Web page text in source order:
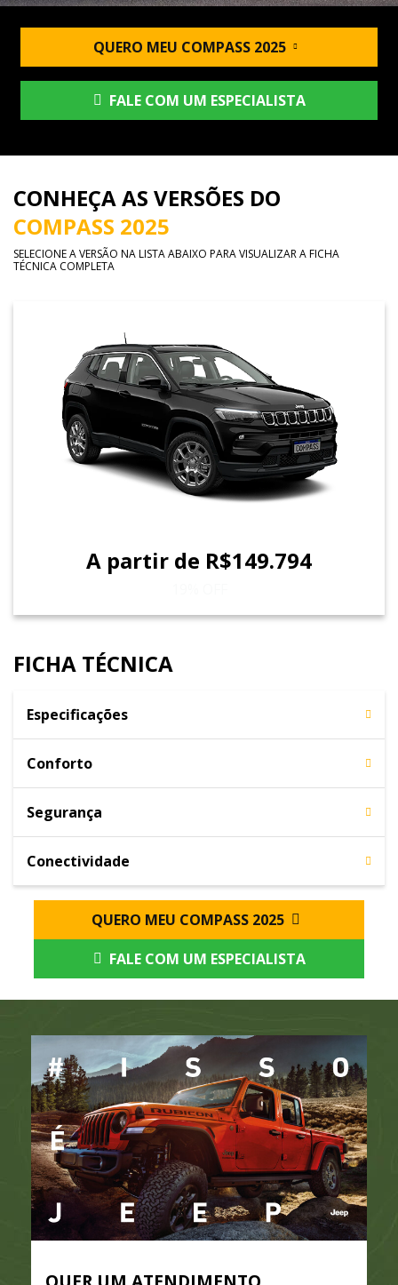
QUERO MEU COMPASS 2025
FALE COM UM ESPECIALISTA
CONHEÇA AS VERSÕES DO
COMPASS 2025
SELECIONE A VERSÃO NA LISTA ABAIXO PARA VISUALIZAR A FICHA
TÉCNICA COMPLETA
A partir de R$149.794
FICHA TÉCNICA
Especificações
Conforto
Segurança
Conectividade
QUERO MEU COMPASS 2025
FALE COM UM ESPECIALISTA